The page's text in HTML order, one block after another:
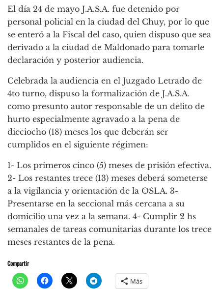
El día 24 de mayo J.A.S.A. fue detenido por
personal policial en la ciudad del Chuy, por lo que
se enteró a la Fiscal del caso, quien dispuso que sea
derivado a la ciudad de Maldonado para tomarle
declaración y posterior audiencia.
Celebrada la audiencia en el Juzgado Letrado de
4to turno, dispuso la formalización de J.A.S.A.
como presunto autor responsable de un delito de
hurto especialmente agravado a la pena de
dieciocho (18) meses los que deberán ser
cumplidos en el siguiente régimen:
1- Los primeros cinco (5) meses de prisión efectiva.
2- Los restantes trece (13) meses deberá someterse
a la vigilancia y orientación de la OSLA. 3-
Presentarse en la seccional más cercana a su
domicilio una vez a la semana. 4- Cumplir 2 hs
semanales de tareas comunitarias durante los trece
meses restantes de la pena.
Compartir
Más